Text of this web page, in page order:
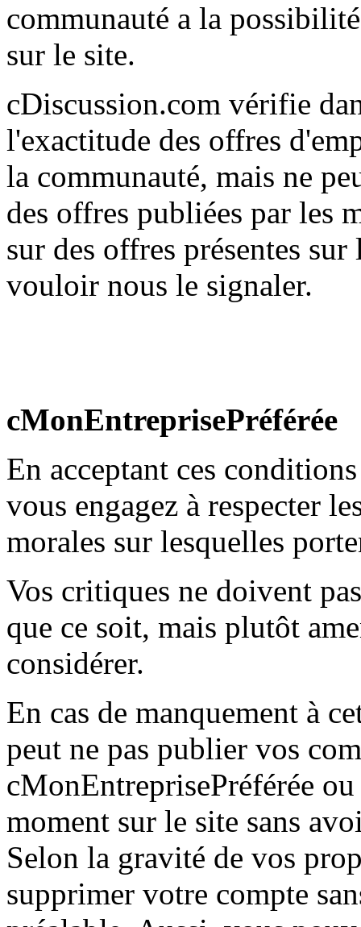
communauté a la
sur le site.
cDiscussion.com vérifie
l'exactitude des offres
la communauté, mais ne
des offres publiées par les
sur des offres présentes
vouloir nous le signaler.
cMonEntreprisePréférée
En acceptant ces
vous engagez à respecter
morales sur lesquelles
Vos critiques ne doivent
que ce soit, mais plutôt
considérer.
En cas de manquement à
peut ne pas publier vos
cMonEntreprisePréférée
moment sur le site sans
Selon la gravité de vos
supprimer votre compte